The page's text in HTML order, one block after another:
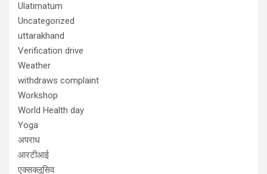
Ulatimatum
Uncategorized
uttarakhand
Verification drive
Weather
withdraws complaint
Workshop
World Health day
Yoga
अपराध
आरटीआई
एक्सक्लूसिव